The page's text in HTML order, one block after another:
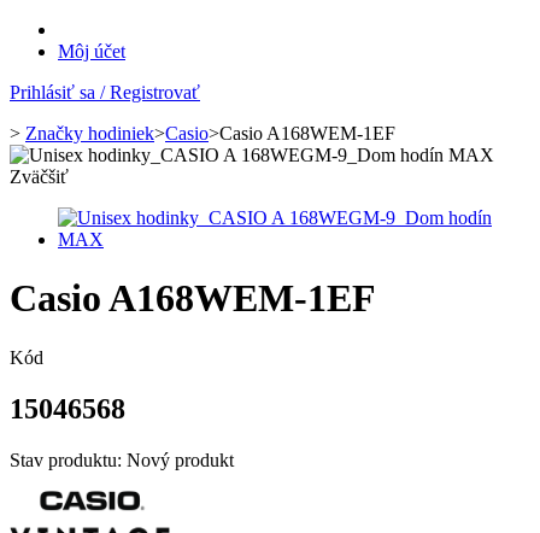
Môj účet
Prihlásiť sa / Registrovať
> Značky hodiniek>Casio>Casio A168WEM-1EF
Zväčšiť
Casio A168WEM-1EF
Kód
15046568
Stav produktu: Nový produkt